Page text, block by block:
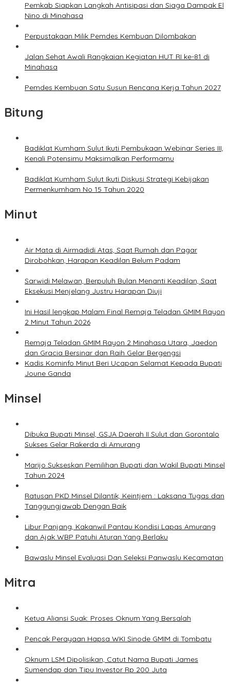
Pemkab Siapkan Langkah Antisipasi dan Siaga Dampak El
Nino di Minahasa
Perpustakaan Milik Pemdes Kembuan Dilombakan
Jalan Sehat Awali Rangkaian Kegiatan HUT RI ke-81 di
Minahasa
Pemdes Kembuan Satu Susun Rencana Kerja Tahun 2027
Bitung
Badiklat Kumham Sulut Ikuti Pembukaan Webinar Series III,
Kenali Potensimu Maksimalkan Performamu
Badiklat Kumham Sulut Ikuti Diskusi Strategi Kebijakan
Permenkumham No 15 Tahun 2020
Minut
Air Mata di Airmadidi Atas, Saat Rumah dan Pagar
Dirobohkan, Harapan Keadilan Belum Padam
Sarwidi Melawan, Berpuluh Bulan Menanti Keadilan, Saat
Eksekusi Menjelang Justru Harapan Diuji
Ini Hasil lengkap Malam Final Remaja Teladan GMIM Rayon
2 Minut Tahun 2026
Remaja Teladan GMIM Rayon 2 Minahasa Utara, Jaedon
dan Gracia Bersinar dan Raih Gelar Bergengsi
Kadis Kominfo Minut Beri Ucapan Selamat Kepada Bupati
Joune Ganda
Minsel
Dibuka Bupati Minsel, GSJA Daerah II Sulut dan Gorontalo
Sukses Gelar Rakerda di Amurang
Marijo Sukseskan Pemilihan Bupati dan Wakil Bupati Minsel
Tahun 2024
Ratusan PKD Minsel Dilantik, Keintjem : Laksana Tugas dan
Tanggungjawab Dengan Baik
Libur Panjang, Kakanwil Pantau Kondisi Lapas Amurang
dan Ajak WBP Patuhi Aturan Yang Berlaku
Bawaslu Minsel Evaluasi Dan Seleksi Panwaslu Kecamatan
Mitra
Ketua Aliansi Suak: Proses Oknum Yang Bersalah
Pencak Perayaan Hapsa WKI Sinode GMIM di Tombatu
Oknum LSM Dipolisikan, Catut Nama Bupati James
Sumendap dan Tipu Investor Rp 200 Juta